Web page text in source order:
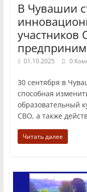
В Чувашии
участников
01.10.2025 0
30 сентября в
способная
образовательный
СВО, а также
Читать далее